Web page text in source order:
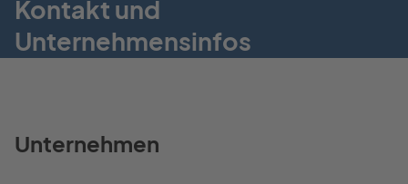
Kontakt und
Unternehmensinfos
Unternehmen